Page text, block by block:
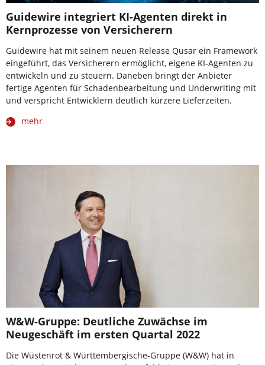
Guidewire integriert KI-Agenten direkt in
Kernprozesse von Versicherern
Guidewire hat mit seinem neuen Release Qusar ein Framework
eingeführt, das Versicherern ermöglicht, eigene KI-Agenten zu
entwickeln und zu steuern. Daneben bringt der Anbieter
fertige Agenten für Schadenbearbeitung und Underwriting mit
und verspricht Entwicklern deutlich kürzere Lieferzeiten.
mehr
W&W-Gruppe: Deutliche Zuwächse im
Neugeschäft im ersten Quartal 2022
Die Wüstenrot & Württembergische-Gruppe (W&W) hat in